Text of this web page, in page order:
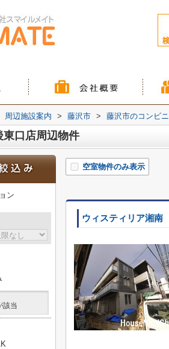
周辺施設案内 > 藤沢市 > 藤沢市のコンビ
東口店周辺物件
空室物件のみ表示
ウィスティリア湘南
ン
該当